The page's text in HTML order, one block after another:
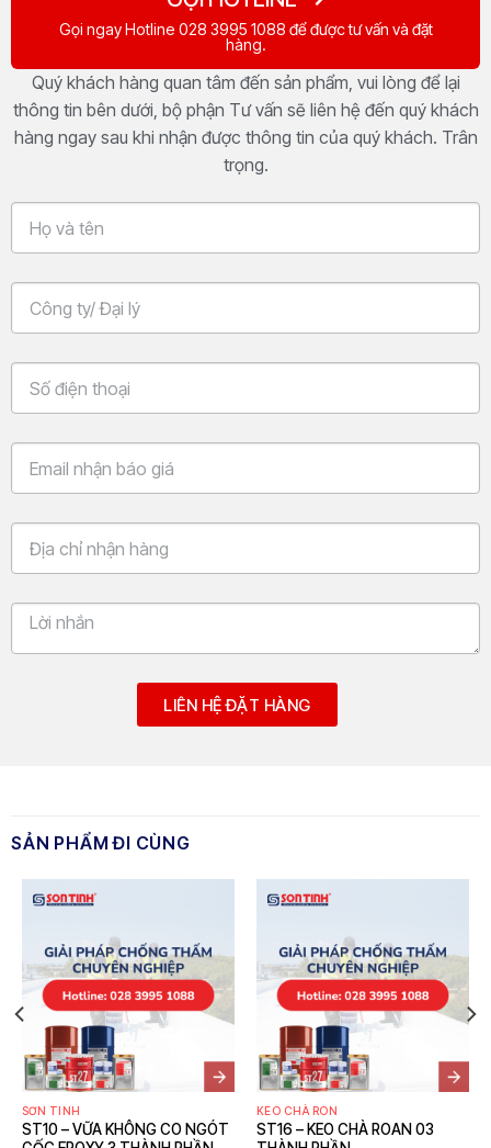
Gọi ngay Hotline 028 3995 1088 để được tư vấn và đặt
hàng.
Quý khách hàng quan tâm đến sản phẩm, vui lòng để lại
thông tin bên dưới, bộ phận Tư vấn sẽ liên hệ đến quý khách
hàng ngay sau khi nhận được thông tin của quý khách. Trân
trọng.
LIÊN HỆ ĐẶT HÀNG
SƠN TINH
ST10 – VỮA KHÔNG CO NGÓT
KEO CHÀ RON
ST16 – KEO CHÀ ROAN 03